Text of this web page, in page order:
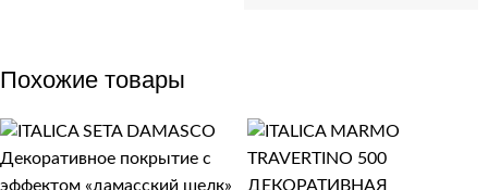
Похожие товары